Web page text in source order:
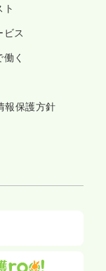
ト
ビス
く
報保護方針